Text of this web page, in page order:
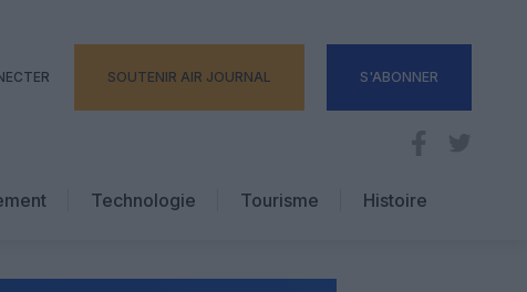
SOUTENIR AIR JOURNAL S'ABONNER
Technologie
Tourisme
Hôtellerie
Histoire